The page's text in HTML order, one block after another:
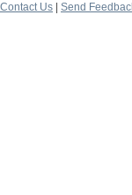
Contact Us
Send